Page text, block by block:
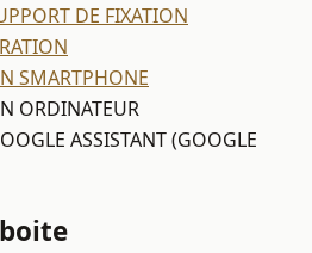
DE FIXATION
SMARTPHONE
ORDINATEUR
ASSISTANT (GOOGLE